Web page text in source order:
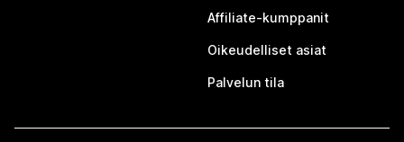
Affiliate-kumppanit
Oikeudelliset asiat
Palvelun tila